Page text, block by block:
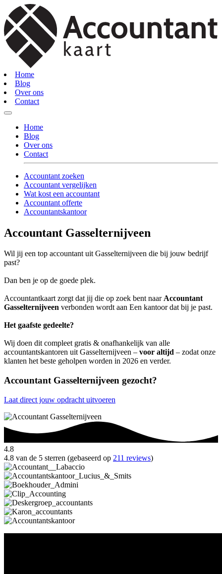
Home
Blog
Over ons
Contact
Home
Blog
Over ons
Contact
Accountant zoeken
Accountant vergelijken
Wat kost een accountant
Accountant offerte
Accountantskantoor
Accountant Gasselternijveen
Wil jij een top accountant uit Gasselternijveen die bij jouw bedrijf
past?
Dan ben je op de goede plek.
Accountantkaart zorgt dat jij die op zoek bent naarAccountant
Gasselternijveen verbonden wordt aan Een kantoor dat bij je past.
Het gaafste gedeelte?
Wij doen dit compleet gratis & onafhankelijk van alle
accountantskantoren uit Gasselternijveen – voor altijd – zodat onze
klanten het beste geholpen worden in 2026 en verder.
Accountant Gasselternijveen gezocht?
Laat direct jouw opdracht uitvoeren
4.8
4.8 van de 5 sterren (gebaseerd op 211 reviews)